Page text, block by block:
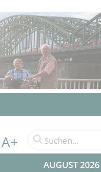
A+
AUGUST2026